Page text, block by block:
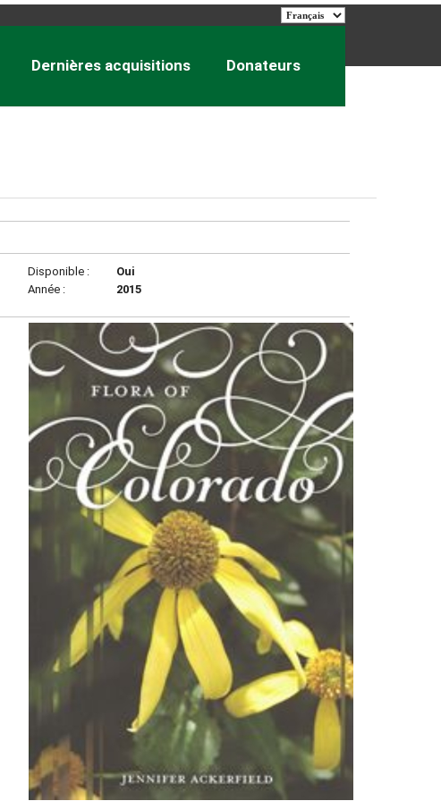
Dernières acquisitions Donateurs
Disponible :
Oui
Année :
2015